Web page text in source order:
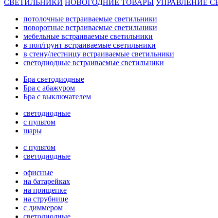
СВЕТИЛЬНИКИ НОВОГОДНИЕ ТОВАРЫ УПРАВЛЕНИЕ
потолочные встраиваемые светильники
поворотные встраиваемые светильники
мебельные встраиваемые светильники
в пол/грунт встраиваемые светильники
в стену/лестницу встраиваемые светильники
светодиодные встраиваемые светильники
Бра светодиодные
Бра с абажуром
Бра с выключателем
светодиодные
с пультом
шары
с пультом
светодиодные
офисные
на батарейках
на прищепке
на струбнице
с диммером
светодиодные